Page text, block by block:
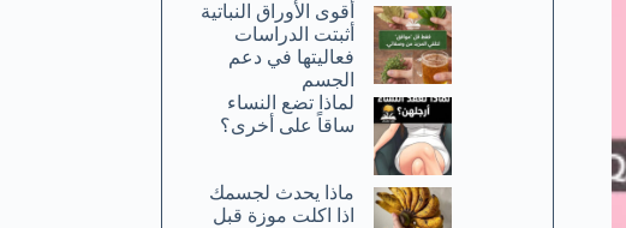
أقوى الأوراق النباتية
أثبتت الدراسات
فعاليتها في دعم
الجسم
لماذا تضع النساء
ساقاً على أخرى؟
ماذا يحدث لجسمك
اذا اكلت موزة قبل